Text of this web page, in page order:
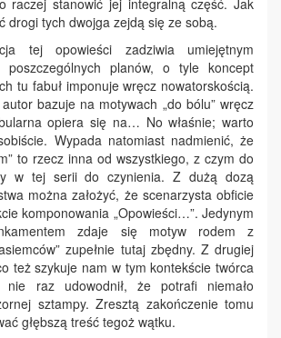
drogi tych dwojga zejdą się ze sobą.
tej opowieści zadziwia umiejętnym
poszczególnych planów, o tyle koncept
tu fabuł imponuje wręcz nowatorskością.
bazuje na motywach „do bólu” wręcz
opiera się na… No właśnie; warto
Wypada natomiast nadmienić, że
to rzecz inna od wszystkiego, z czym do
w tej serii do czynienia. Z dużą dozą
można założyć, że scenarzysta obficie
komponowania „Opowieści…”. Jedynym
zdaje się motyw rodem z
zupełnie tutaj zbędny. Z drugiej
też szykuje nam w tym kontekście twórca
raz udowodnił, że potrafi niemało
sztampy. Zresztą zakończenie tomu
głębszą treść tegoż wątku.